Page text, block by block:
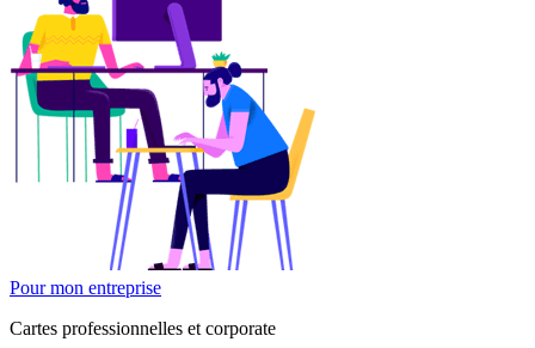
Pour mon entreprise
Cartes professionnelles et corporate